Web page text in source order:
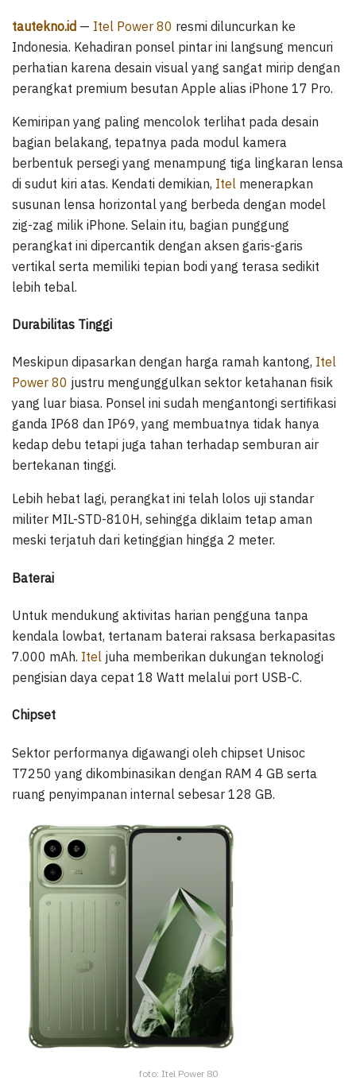
tautekno.id — Itel Power 80 resmi diluncurkan ke
Indonesia. Kehadiran ponsel pintar ini langsung mencuri
perhatian karena desain visual yang sangat mirip dengan
perangkat premium besutan Apple alias iPhone 17 Pro.
Kemiripan yang paling mencolok terlihat pada desain
bagian belakang, tepatnya pada modul kamera
berbentuk persegi yang menampung tiga lingkaran lensa
di sudut kiri atas. Kendati demikian, Itel menerapkan
susunan lensa horizontal yang berbeda dengan model
zig-zag milik iPhone. Selain itu, bagian punggung
perangkat ini dipercantik dengan aksen garis-garis
vertikal serta memiliki tepian bodi yang terasa sedikit
lebih tebal.
Durabilitas Tinggi
Meskipun dipasarkan dengan harga ramah kantong, Itel
Power 80 justru mengunggulkan sektor ketahanan fisik
yang luar biasa. Ponsel ini sudah mengantongi sertifikasi
ganda IP68 dan IP69, yang membuatnya tidak hanya
kedap debu tetapi juga tahan terhadap semburan air
bertekanan tinggi.
Lebih hebat lagi, perangkat ini telah lolos uji standar
militer MIL-STD-810H, sehingga diklaim tetap aman
meski terjatuh dari ketinggian hingga 2 meter.
Baterai
Untuk mendukung aktivitas harian pengguna tanpa
kendala lowbat, tertanam baterai raksasa berkapasitas
7.000 mAh. Itel juha memberikan dukungan teknologi
pengisian daya cepat 18 Watt melalui port USB-C.
Chipset
Sektor performanya digawangi oleh chipset Unisoc
T7250 yang dikombinasikan dengan RAM 4 GB serta
ruang penyimpanan internal sebesar 128 GB.
foto: Itel Power 80